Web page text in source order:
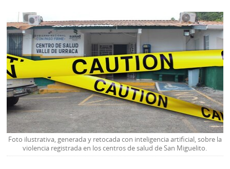
Foto ilustrativa, generada y retocada con inteligencia artificial, sobre la
violencia registrada en los centros de salud de San Miguelito.